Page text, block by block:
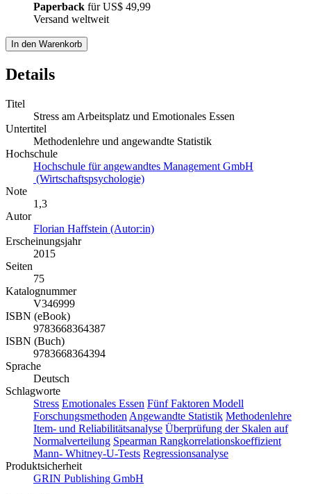
Paperback fürUS$ 49,99
Versand weltweit
In den Warenkorb
Details
Titel
Stress am Arbeitsplatz und Emotionales Essen
Untertitel
Methodenlehre und angewandte Statistik
Hochschule
Hochschule für angewandtes Management GmbH
(Wirtschaftspsychologie)
Note
1,3
Autor
Florian Haffstein (Autor:in)
Erscheinungsjahr
2015
Seiten
75
Katalognummer
V346999
ISBN (eBook)
9783668364387
ISBN (Buch)
9783668364394
Sprache
Deutsch
Schlagworte
Stress Emotionales Essen Fünf Faktoren Modell
Forschungsmethoden Angewandte Statistik Methodenlehre
Item- und Reliabilitätsanalyse Überprüfung der Skalen auf
Normalverteilung Spearman Rangkorrelationskoeffizient
Mann- Whitney-U-Tests Regressionsanalyse
Produktsicherheit
GRIN Publishing GmbH